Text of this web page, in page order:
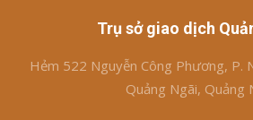
Trụ sở giao dịch
Hẻm 522 Nguyễn Công Phương, P.
Quảng Ngãi, Quảng